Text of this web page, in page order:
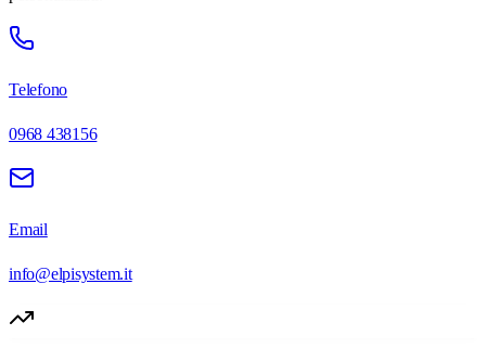
Telefono
0968 438156
Email
info@elpisystem.it